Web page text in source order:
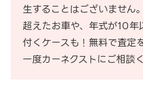
生することはございません
超えたお車や、年式が10年
付くケースも！無料で査定
一度カーネクストにご相談